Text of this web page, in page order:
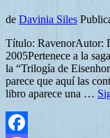
de Davinia Siles
Título: RavenorAutor:
2005Pertenece a la
la “Trilogía de
parece que aquí las
libro aparece una …